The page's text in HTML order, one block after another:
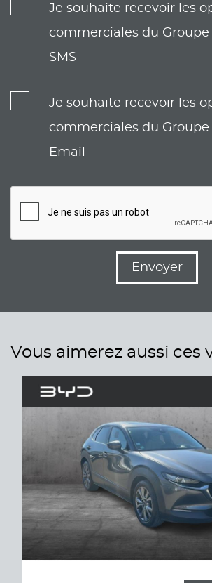
Je souhaite recevoir les
commerciales du
SMS
Je souhaite recevoir les
commerciales du
Email
Envoyer
Vous aimerez aussi ces